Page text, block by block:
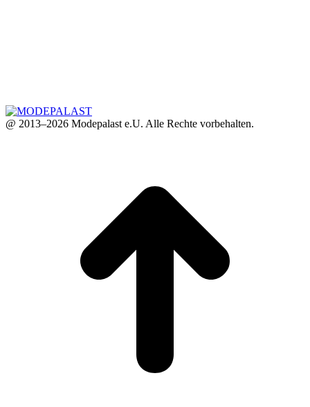
@ 2013–2026 Modepalast e.U. Alle Rechte vorbehalten.